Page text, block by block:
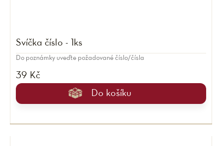
Svíčka číslo - 1ks
39 Kč
Do košíku
Do poznámky uveďte požadované číslo/čísla